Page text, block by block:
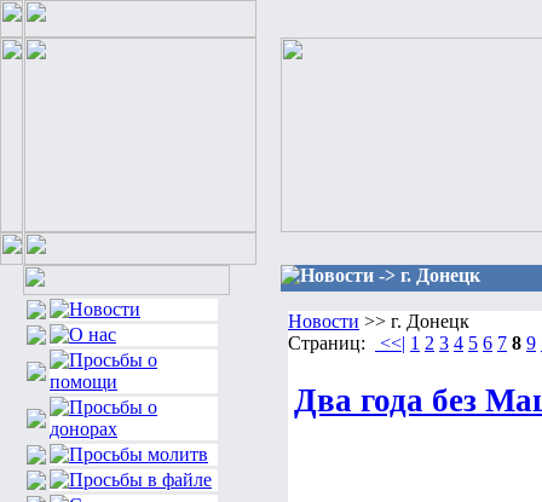
Новости -> г. Донецк
Новости >> г. Донецк
Страниц:
<<| 1 2 3 4 5 6 7 8 9
Два года без